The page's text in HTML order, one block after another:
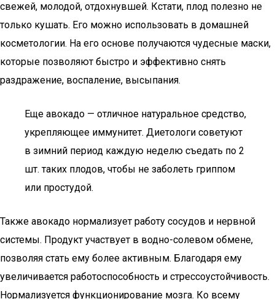
свежей, молодой, отдохнувшей. Кстати, плод полезно не
только кушать. Его можно использовать в домашней
косметологии. На его основе получаются чудесные маски,
которые позволяют быстро и эффективно снять
раздражение, воспаление, высыпания.
Еще авокадо — отличное натуральное средство,
укрепляющее иммунитет. Диетологи советуют
в зимний период каждую неделю съедать по 2
шт. таких плодов, чтобы не заболеть гриппом
или простудой.
Также авокадо нормализует работу сосудов и нервной
системы. Продукт участвует в водно-солевом обмене,
позволяя стать ему более активным. Благодаря ему
увеличивается работоспособность и стрессоустойчивость.
Нормализуется функционирование мозга. Ко всему